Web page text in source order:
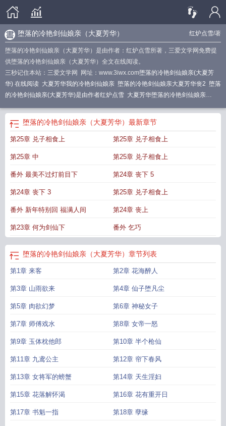
红炉点雪/著
堕落的冷艳剑仙娘亲（大夏芳华）
堕落的冷艳剑仙娘亲（大夏芳华）是由作者：红炉点雪所著，三爱文学网免费提
供堕落的冷艳剑仙娘亲（大夏芳华）全文在线阅读。
三秒记住本站：三爱文学网 网址：www.3iwx.com堕落的冷艳剑仙娘亲(大夏芳
华) 在线阅读 大夏芳华我的冷艳剑仙娘亲 堕落的冷艳剑仙娘亲大夏芳华丧2 堕落
的冷艳剑仙娘亲(大夏芳华)是由作者红炉点雪 大夏芳华堕落的冷艳剑仙娘亲
夏芳华)最新_红炉点雪_月亮
堕落的冷艳剑仙娘亲(大夏芳华) 红炉点雪
艳剑仙娘亲(大夏芳华)在
堕落的冷艳剑仙娘亲(大夏芳华)TXT
亲(大夏芳华)红炉点雪
大夏风华堕落剑仙娘亲大夏芳华-堕落的冷艳剑仙娘亲
落的冷艳剑仙娘亲(大夏芳华) 红
堕落的冷艳剑仙娘亲(大夏芳华) - 小黄书
冷艳剑仙娘亲(大夏芳华)千千小
大夏芳华堕落的冷艳的剑仙娘亲
(大夏芳华)24大夏芳华之堕落的冷艳剑仙娘亲堕落的冷艳剑仙娘亲大夏芳华
落的冷艳剑仙娘亲(大夏芳华)千千
堕落的冷艳剑仙娘亲(大夏芳华)千千网
落的冷艳剑仙娘亲(大夏芳华)红炉点雪/著堕落的冷艳剑仙娘亲(大夏芳华)1-16章
3大夏芳华(堕落的剑仙娘亲)笔趣阁堕落的冷艳剑仙娘亲(大夏芳华)红炉点堕落
的冷艳剑仙娘亲(大夏芳华)-在线 堕落的冷艳剑仙娘亲(大夏芳华)最新章
艳剑仙娘亲大夏芳华 红炉点雪堕落的冷艳剑仙娘亲(大夏芳华) - 在线阅读 |
UAA堕落的冷艳剑仙娘亲(大夏芳华)
堕落的冷艳剑仙娘亲(大夏芳华) 浮白若
雪 堕落的冷艳剑仙娘亲(大夏芳华)25
堕落的冷艳剑仙娘亲(大夏芳华)-玄幻-爱丽
局堕落的冷艳剑仙娘亲(大夏芳华)_
堕落的冷艳剑仙娘亲(大夏芳华) 作者红炉点
堕落的冷艳剑仙娘亲最新
堕落的冷艳剑仙娘亲(大夏芳华)最
堕落的冷艳剑仙娘亲（大夏芳华） 最新章节
第25章 兑子相食上 第25章 兑子相食上
第25章 中 第25章 兑子相食上
番外 最美不过灯前目下 第24章 丧下 5
第24章 丧下 3 第25章 兑子相食上
番外 新年特别回 福满人间 第24章 丧上
第23章 何为剑仙下 番外 乞巧
堕落的冷艳剑仙娘亲（大夏芳华） 章节列表
第1章 来客 第2章 花海醉人
第3章 山雨欲来 第4章 仙子堕凡尘
第5章 肉欲幻梦 第6章 神秘女子
第7章 师傅戏水 第8章 女帝一怒
第9章 玉体枕他郎 第10章 半个枪仙
第11章 九鸢公主 第12章 帘下春风
第13章 女将军的螃蟹 第14章 天生淫妇
第15章 花落解怀渴 第16章 花有重开日
第17章 书魁一指 第18章 孽缘